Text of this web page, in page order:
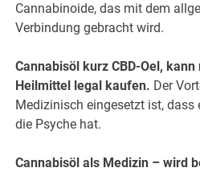
Cannabinoide, das mit dem
Verbindung gebracht wird.
Cannabisöl kurz CBD-Oel,
Heilmittel legal kaufen. Der
Medizinisch eingesetzt ist, dass
die Psyche hat.
Cannabisöl als Medizin – wird